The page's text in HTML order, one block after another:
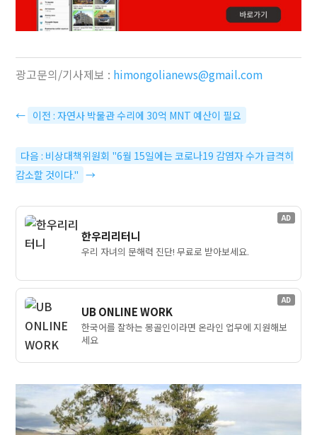
광고문의/기사제보 : himongolianews@gmail.com
← 이전 : 자연사 박물관 수리에 30억 MNT 예산이 필요
다음 : 비상대책위원회 "6월 15일에는 코로나19 감염자 수가 급격히
감소할 것이다." →
AD
한우리리터니
우리 자녀의 문해력 진단! 무료로 받아보세요.
AD
UB ONLINE WORK
한국어를 잘하는 몽골인이라면 온라인 업무에 지원해보
세요